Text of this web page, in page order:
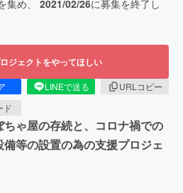
集め、 2021/02/26に募集を終了し
ジェクトをやってほしい
LINEで送る
URLコピー
ド
ゃ屋の存続と、コロナ禍での
等の設置の為の支援プロジェ